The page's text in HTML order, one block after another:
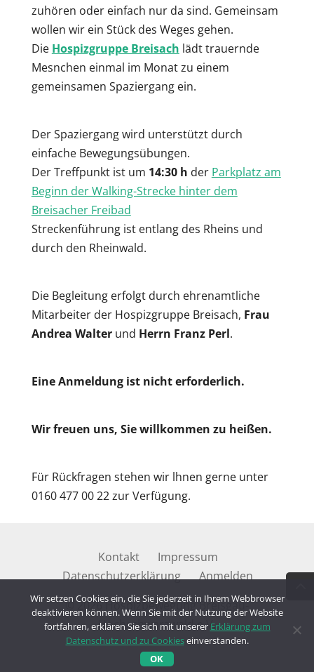
zuhören oder einfach nur da sind. Gemeinsam
wollen wir ein Stück des Weges gehen.
Die Hospizgruppe Breisach lädt trauernde
Mesnchen einmal im Monat zu einem
gemeinsamen Spaziergang ein.
Der Spaziergang wird unterstützt durch
einfache Bewegungsübungen.
Der Treffpunkt ist um 14:30 h der Parkplatz am
Beginn der Walking-Strecke hinter dem
Breisacher Freibad
Streckenführung ist entlang des Rheins und
durch den Rheinwald.
Die Begleitung erfolgt durch ehrenamtliche
Mitarbeiter der Hospizgruppe Breisach, Frau
Andrea Walterund Herrn Franz Perl.
Eine Anmeldung ist nicht erforderlich.
Wir freuen uns, Sie willkommen zu heißen.
Für Rückfragen stehen wir lhnen gerne unter
0160 477 00 22 zur Verfügung.
Kontakt
Impressum
Datenschutzerklärung
Anmelden
© 2026 Hospizbewegung Breisgau-
Hochschwarzwald e.V.
Wir setzen Cookies ein, die Sie jederzeit in Ihrem Webbrowser
deaktivieren können. Wenn Sie mit der Nutzung der Website
fortfahren, erklären Sie sich mit unserer Erklärung zum
Datenschutz und zu Cookieseinverstanden.
OK